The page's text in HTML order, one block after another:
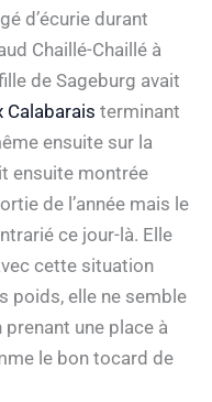
d’écurie durant
Chaillé-Chaillé à
de Sageburg avait
Calabarais terminant
ensuite sur la
ensuite montrée
de l’année mais le
ce jour-là. Elle
cette situation
poids, elle ne semble
une place à
le bon tocard de